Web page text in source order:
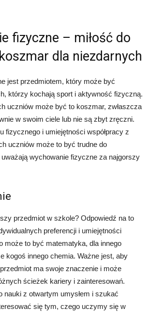
fizyczne – miłość do
dla niezdarnych
jest przedmiotem, który może być
którzy kochają sport i aktywność fizyczną.
uczniów może być to koszmar, zwłaszcza
w swoim ciele lub nie są zbyt zręczni.
fizycznego i umiejętności współpracy z
uczniów może to być trudne do
uważają wychowanie fizyczne za najgorszy
przedmiot w szkole? Odpowiedź na to
preferencji i umiejętności
może to być matematyka, dla innego
kogoś innego chemia. Ważne jest, aby
ma swoje znaczenie i może
ścieżek kariery i zainteresowań.
nauki z otwartym umysłem i szukać
się tym, czego uczymy się w